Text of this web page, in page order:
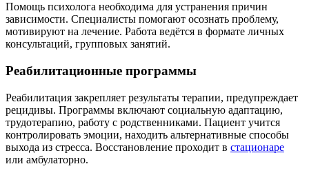
Помощь психолога необходима для устранения причин
зависимости. Специалисты помогают осознать проблему,
мотивируют на лечение. Работа ведётся в формате личных
консультаций, групповых занятий.
Реабилитационные программы
Реабилитация закрепляет результаты терапии, предупреждает
рецидивы. Программы включают социальную адаптацию,
трудотерапию, работу с родственниками. Пациент учится
контролировать эмоции, находить альтернативные способы
выхода из стресса. Восстановление проходит в стационаре
или амбулаторно.